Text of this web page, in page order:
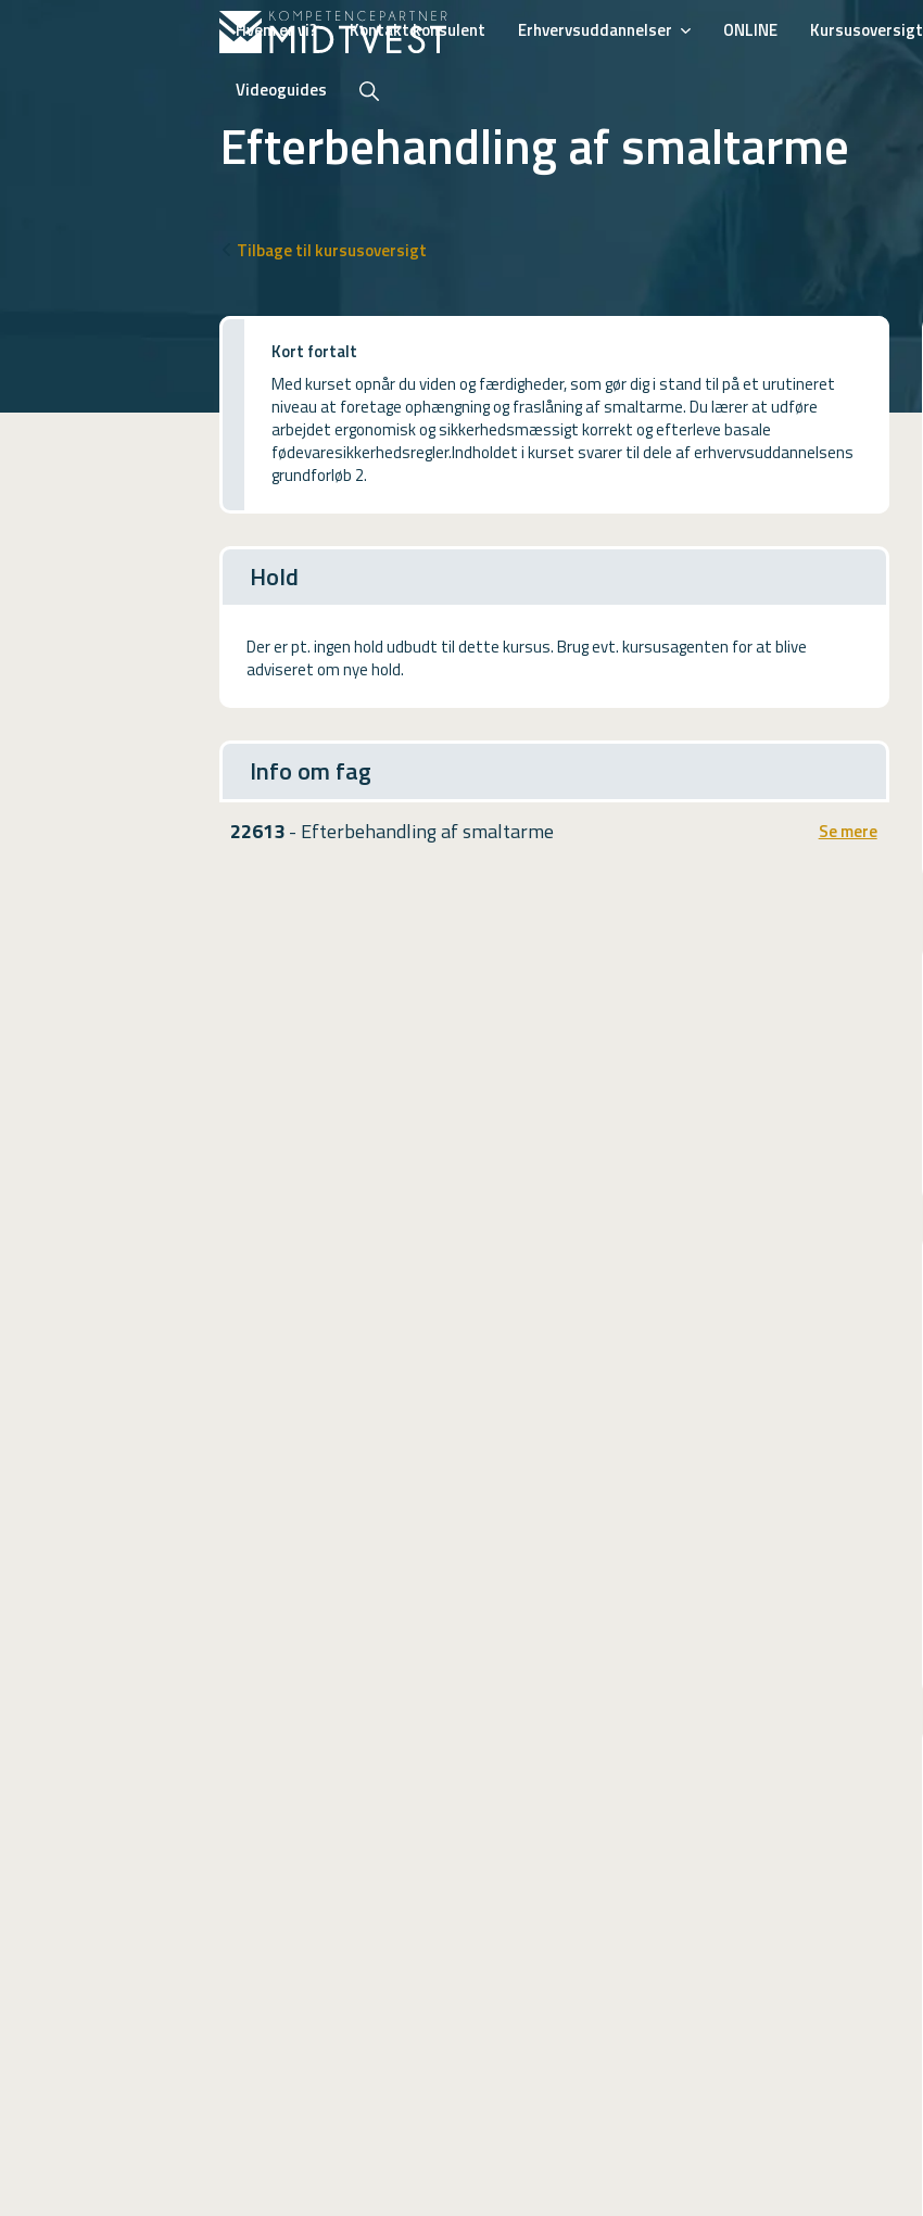
Hvem er vi? Kontakt konsulent Erhvervsuddannelser ONLINE Kursusoversigt
Videoguides
VUF
Efterbehandling af smaltarme
Tilbage til kursusoversigt
Kort fortalt
Med kurset opnår du viden og færdigheder, som gør dig i stand til på et urutineret
niveau at foretage ophængning og fraslåning af smaltarme. Du lærer at udføre
arbejdet ergonomisk og sikkerhedsmæssigt korrekt og efterleve basale
fødevaresikkerhedsregler.Indholdet i kurset svarer til dele af erhvervsuddannelsens
grundforløb 2.
Hold
Der er pt. ingen hold udbudt til dette kursus. Brug evt. kursusagenten for at blive
adviseret om nye hold.
Info om fag
22613- Efterbehandling af smaltarme Se mere